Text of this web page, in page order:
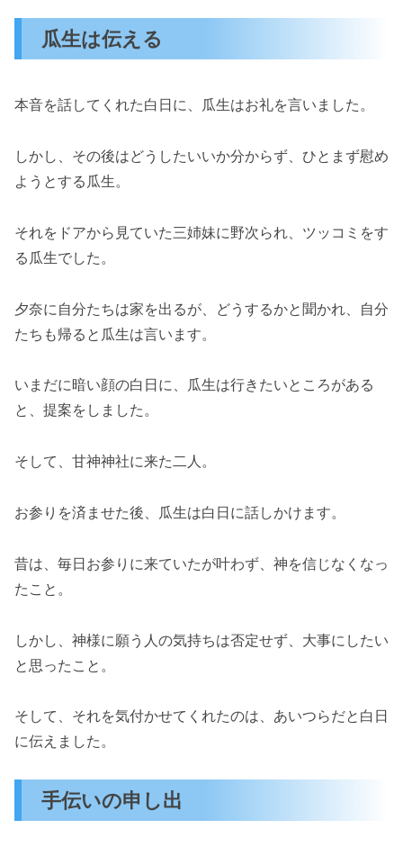
瓜生は伝える
本音を話してくれた白日に、瓜生はお礼を言いました。
しかし、その後はどうしたいいか分からず、ひとまず慰め
ようとする瓜生。
それをドアから見ていた三姉妹に野次られ、ツッコミをす
る瓜生でした。
夕奈に自分たちは家を出るが、どうするかと聞かれ、自分
たちも帰ると瓜生は言います。
いまだに暗い顔の白日に、瓜生は行きたいところがある
と、提案をしました。
そして、甘神神社に来た二人。
お参りを済ませた後、瓜生は白日に話しかけます。
昔は、毎日お参りに来ていたが叶わず、神を信じなくなっ
たこと。
しかし、神様に願う人の気持ちは否定せず、大事にしたい
と思ったこと。
そして、それを気付かせてくれたのは、あいつらだと白日
に伝えました。
手伝いの申し出